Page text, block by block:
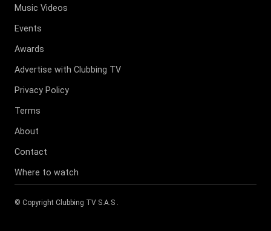
Music Videos
Events
Awards
Advertise with Clubbing TV
Privacy Policy
Terms
About
Contact
Where to watch
© Copyright Clubbing TV S.A.S .